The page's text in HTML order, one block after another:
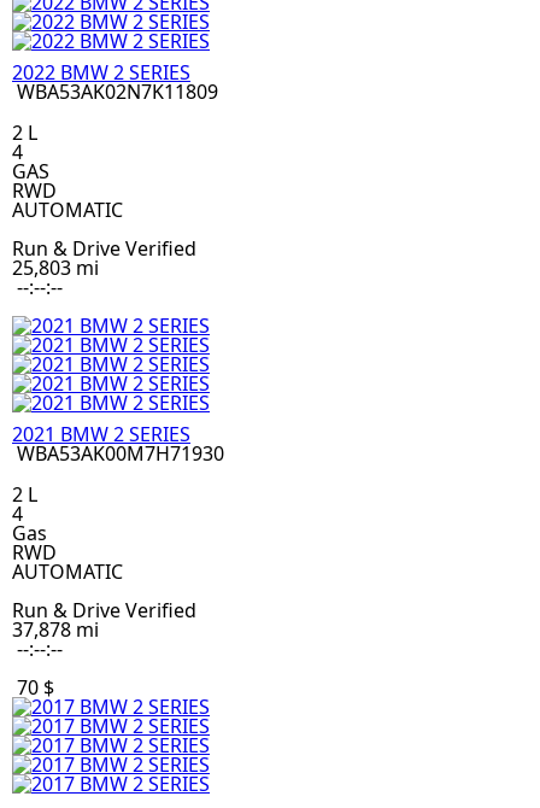
2022 BMW 2 SERIES
WBA53AK02N7K11809
2 L
4
GAS
RWD
AUTOMATIC
Run & Drive Verified
25,803 mi
--:--:--
2021 BMW 2 SERIES
WBA53AK00M7H71930
2 L
4
Gas
RWD
AUTOMATIC
Run & Drive Verified
37,878 mi
--:--:--
70 $